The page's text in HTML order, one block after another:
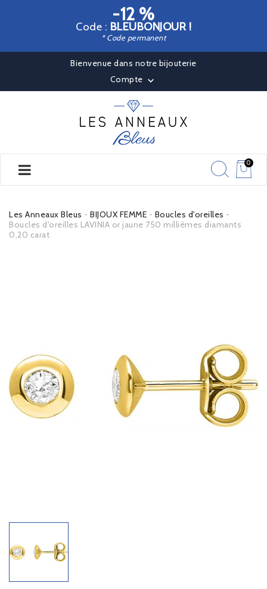
-12 %
Code : BLEUBONJOUR !
* Code permanent
Bienvenue dans notre bijouterie
Compte 
0
Les Anneaux Bleus BIJOUX FEMME
Boucles d'oreilles
Boucles d'oreilles LAVINIA or jaune 750 millièmes diamants
0,20 carat